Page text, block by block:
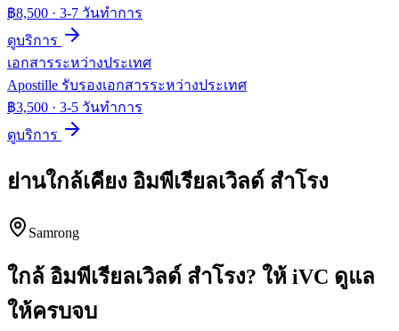
฿8,500 · 3-7 วันทำการ
ดูบริการ
เอกสารระหว่างประเทศ
Apostille รับรองเอกสารระหว่างประเทศ
฿3,500 · 3-5 วันทำการ
ดูบริการ
ย่านใกล้เคียง อิมพีเรียลเวิลด์ สำโรง
Samrong
ใกล้ อิมพีเรียลเวิลด์ สำโรง? ให้ iVC ดูแล
ให้ครบจบ